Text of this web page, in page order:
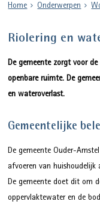
Home Onderwerpen
Riolering en
De gemeente zorgt voor
openbare ruimte. De
en wateroverlast.
Gemeentelijke
De gemeente Ouder-
afvoeren van
De gemeente doet dit om
oppervlaktewater en de